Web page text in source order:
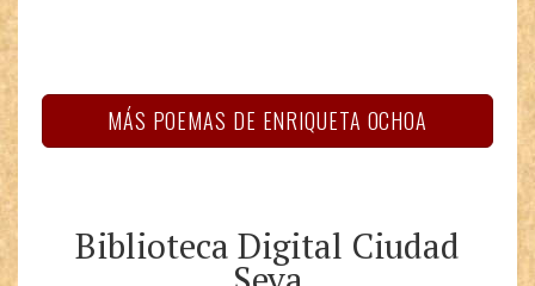
MÁS POEMAS DE ENRIQUETA OCHOA
Biblioteca Digital Ciudad